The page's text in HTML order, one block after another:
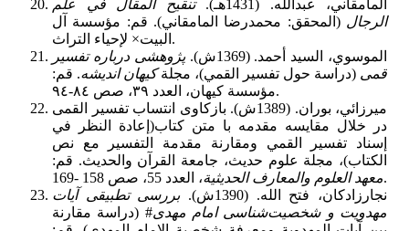
المامقاني، عبدالله. (1431هـ).
تنقيح المقال في علم
الرجال (المحقق: محمدرضا المامقاني). قم: مؤسسة آل
البيت× لإحياء التراث.
الموسوي، السيد أحمد. (1369ش).
پژوهشی درباره تفسیر
قمی (دراسة حول تفسير القمي)، مجلةكيهان انديشه. قم:
مؤسسة كيهان، العدد ٣٩، صص ٨٤-٩٤.
ميرزائي، بوران. (1389ش). بازکاوی انتساب تفسیر القمی
در خلال مقایسه مقدمه با متن کتاب(إعادة النظر في
إسناد تفسير القمي ومقارنة مقدمة التفسير مع نص
الكتاب)، مجلة علوم حديث، جامعة القرآن والحديث. قم:
معهد العلوم والمعارف الحديثية، العدد 55، صص 158 -169.
نجارزادكان، فتح الله. (1390ش).
بررسی تطبیقی آیات
مهدویت و شخصیت‌شناسی امام مهدی# (دراسة مقارنة